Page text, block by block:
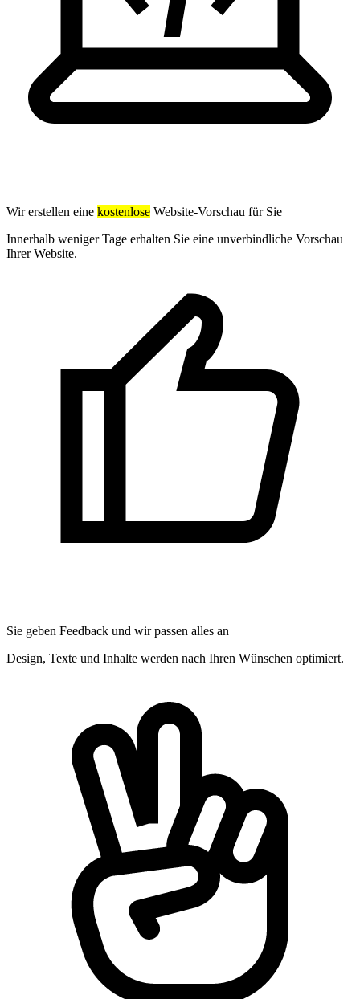
Wir erstellen eine kostenlose Website-Vorschau für Sie
Innerhalb weniger Tage erhalten Sie eine unverbindliche Vorschau
Ihrer Website.
Sie geben Feedback und wir passen alles an
Design, Texte und Inhalte werden nach Ihren Wünschen optimiert.